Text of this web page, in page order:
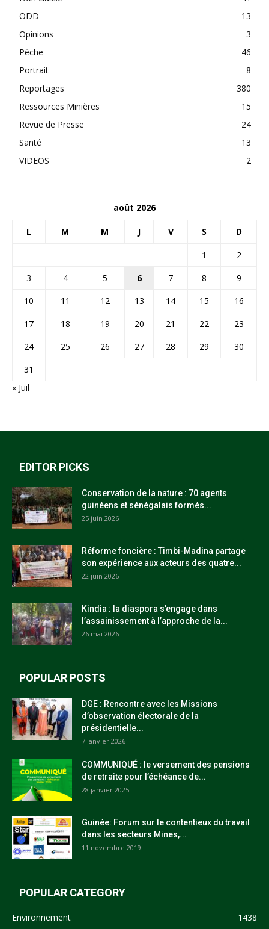
ODD
13
Opinions
3
Pêche
46
Portrait
8
Reportages
380
Ressources Minières
15
Revue de Presse
24
Santé
13
VIDEOS
2
août 2026
L M M J V S D
1
2
3
4 5 6 7 8
9
10
11 12 13 14 15
16
17
18 19 20 21 22
23
24
25 26 27 28 29
30
31
« Juil
EDITOR PICKS
Conservation de la nature : 70 agents
guinéens et sénégalais formés...
25 juin 2026
Réforme foncière : Timbi-Madina partage
son expérience aux acteurs des quatre...
22 juin 2026
Kindia : la diaspora s’engage dans
l’assainissement à l’approche de la...
26 mai 2026
POPULAR POSTS
DGE : Rencontre avec les Missions
d’observation électorale de la
présidentielle...
7 janvier 2026
COMMUNIQUÉ : le versement des pensions
de retraite pour l’échéance de...
28 janvier 2025
Guinée: Forum sur le contentieux du travail
dans les secteurs Mines,...
11 novembre 2019
POPULAR CATEGORY
Environnement
1438